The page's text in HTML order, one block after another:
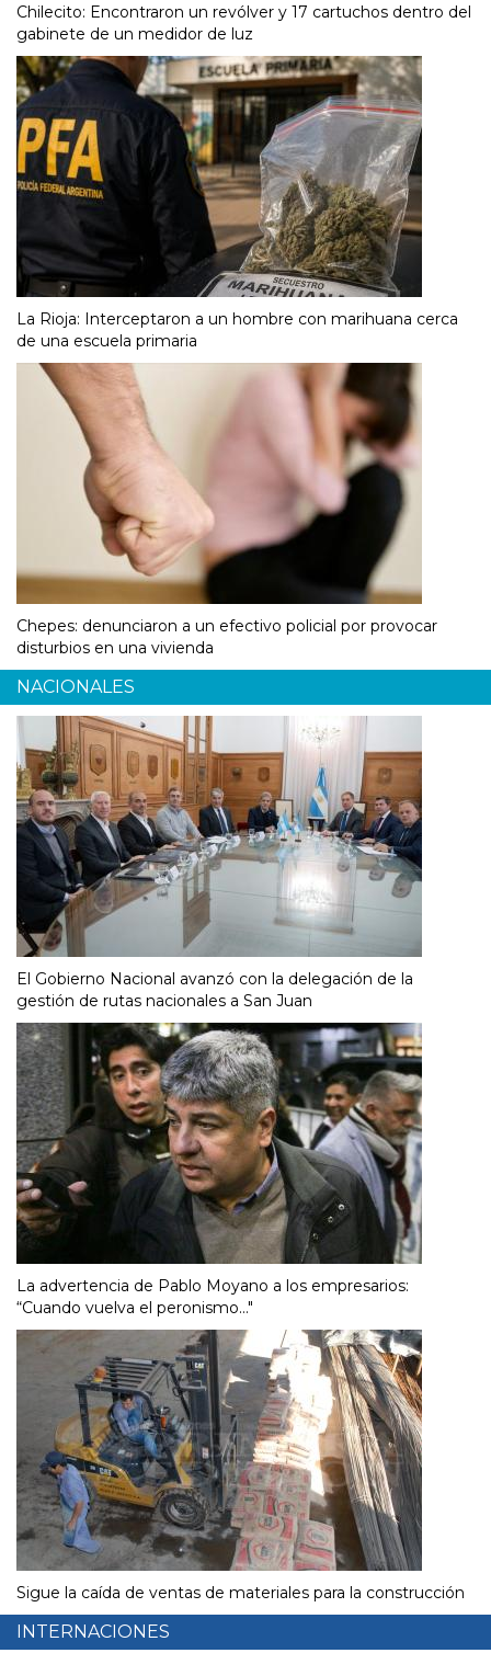
Chilecito: Encontraron un revólver y 17 cartuchos dentro del
gabinete de un medidor de luz
La Rioja: Interceptaron a un hombre con marihuana cerca
de una escuela primaria
Chepes: denunciaron a un efectivo policial por provocar
disturbios en una vivienda
NACIONALES
El Gobierno Nacional avanzó con la delegación de la
gestión de rutas nacionales a San Juan
La advertencia de Pablo Moyano a los empresarios:
“Cuando vuelva el peronismo..."
Sigue la caída de ventas de materiales para la construcción
INTERNACIONES